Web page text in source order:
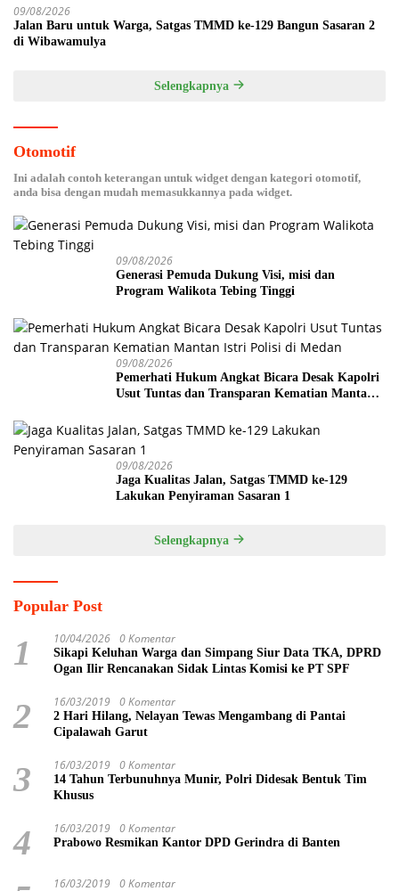
09/08/2026
Jalan Baru untuk Warga, Satgas TMMD ke-129 Bangun Sasaran 2
di Wibawamulya
Selengkapnya
Otomotif
Ini adalah contoh keterangan untuk widget dengan kategori otomotif,
anda bisa dengan mudah memasukkannya pada widget.
09/08/2026
Generasi Pemuda Dukung Visi, misi dan
Program Walikota Tebing Tinggi
09/08/2026
Pemerhati Hukum Angkat Bicara Desak Kapolri
Usut Tuntas dan Transparan Kematian Mantan
09/08/2026
Jaga Kualitas Jalan, Satgas TMMD ke-129
Lakukan Penyiraman Sasaran 1
Selengkapnya
Popular Post
1 10/04/2026 0 Komentar
Sikapi Keluhan Warga dan Simpang Siur Data TKA, DPRD
Ogan Ilir Rencanakan Sidak Lintas Komisi ke PT SPF
2 16/03/2019 0 Komentar
2 Hari Hilang, Nelayan Tewas Mengambang di Pantai
Cipalawah Garut
3 16/03/2019 0 Komentar
14 Tahun Terbunuhnya Munir, Polri Didesak Bentuk Tim
Khusus
4 16/03/2019 0 Komentar
Prabowo Resmikan Kantor DPD Gerindra di Banten
16/03/2019 0 Komentar